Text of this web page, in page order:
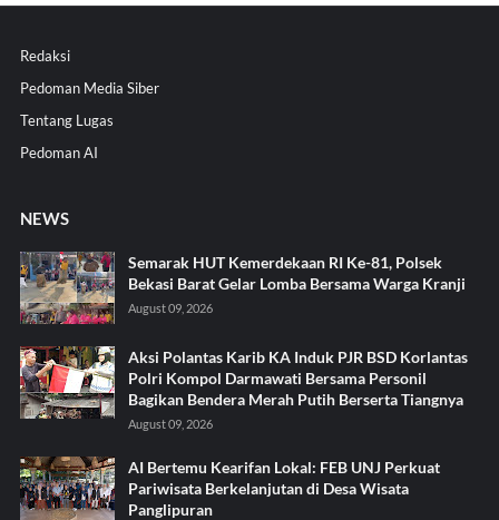
Redaksi
Pedoman Media Siber
Tentang Lugas
Pedoman AI
NEWS
Semarak HUT Kemerdekaan RI Ke-81, Polsek
Bekasi Barat Gelar Lomba Bersama Warga Kranji
August 09, 2026
Aksi Polantas Karib KA Induk PJR BSD Korlantas
Polri Kompol Darmawati Bersama Personil
Bagikan Bendera Merah Putih Berserta Tiangnya
August 09, 2026
AI Bertemu Kearifan Lokal: FEB UNJ Perkuat
Pariwisata Berkelanjutan di Desa Wisata
Panglipuran